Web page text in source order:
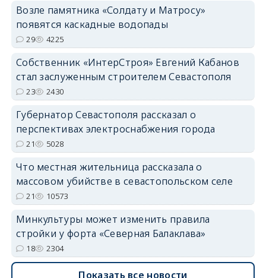
Возле памятника «Солдату и Матросу»
появятся каскадные водопады
29 4225
Собственник «ИнтерСтроя» Евгений Кабанов
стал заслуженным строителем Севастополя
23 2430
Губернатор Севастополя рассказал о
перспективах электроснабжения города
21 5028
Что местная жительница рассказала о
массовом убийстве в севастопольском селе
21 10573
Минкультуры может изменить правила
стройки у форта «Северная Балаклава»
18 2304
Показать все новости